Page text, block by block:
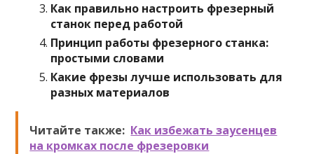
Как правильно настроить фрезерный
станок перед работой
Принцип работы фрезерного станка:
простыми словами
Какие фрезы лучше использовать для
разных материалов
Читайте также: Как избежать заусенцев
на кромках после фрезеровки